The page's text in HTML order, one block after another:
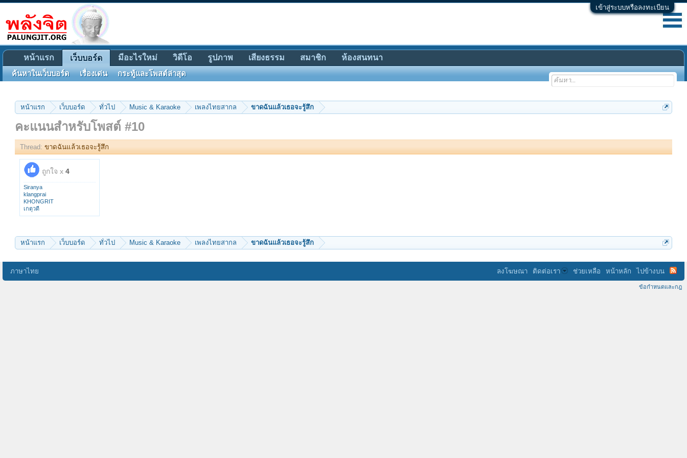
เข้าสู่ระบบหรือลงทะเบียน
หน้าแรก เว็บบอร์ด ทั่วไป Music & Karaoke เพลงไทยสากล ขาดฉันแล้วเธอจะรู้สึก
คะแนนสำหรับโพสต์ #10
Thread: ขาดฉันแล้วเธอจะรู้สึก
ถูกใจ x 4
Siranya
klangprai
KHONGRIT
เกตุวดี
หน้าแรก เว็บบอร์ด ทั่วไป Music & Karaoke เพลงไทยสากล ขาดฉันแล้วเธอจะรู้สึก
หน้าแรก เว็บบอร์ด
ค้นหาในเว็บบอร์ด เรื่องเด่น กระทู้และโพสต์ล่าสุด
มีอะไรใหม่ วิดีโอ รูปภาพ เสียงธรรม สมาชิก ห้องสนทนา
ภาษาไทย ลงโฆษณา ติดต่อเรา ช่วยเหลือ หน้าหลัก ไปข้างบน
ข้อกำหนดและกฎ